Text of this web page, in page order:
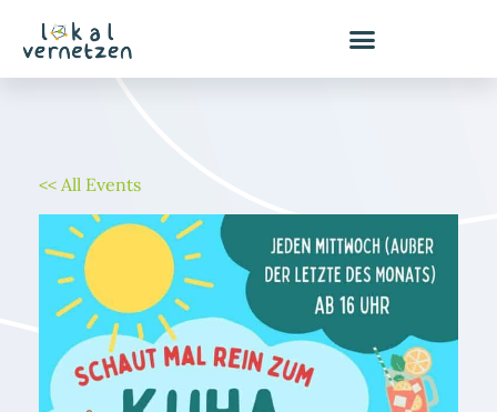
Inhalt
springen
<< All Events